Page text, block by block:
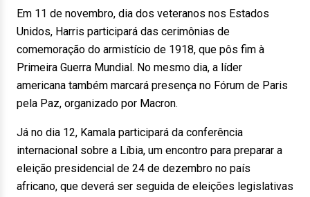
Em 11 de novembro, dia dos veteranos nos Estados
Unidos, Harris participará das cerimônias de
comemoração do armistício de 1918, que pôs fim à
Primeira Guerra Mundial. No mesmo dia, a líder
americana também marcará presença no Fórum de Paris
pela Paz, organizado por Macron.
Já no dia 12, Kamala participará da conferência
internacional sobre a Líbia, um encontro para preparar a
eleição presidencial de 24 de dezembro no país
africano, que deverá ser seguida de eleições legislativas